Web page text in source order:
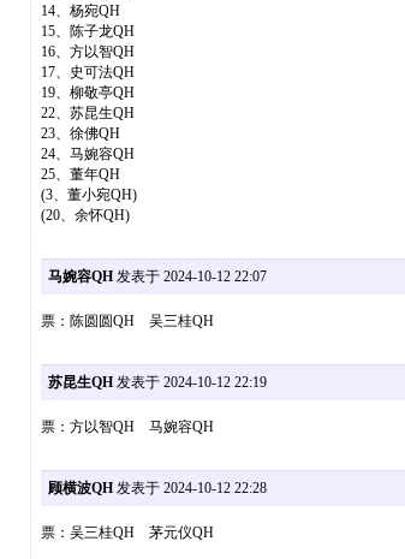
14、杨宛QH
15、陈子龙QH
16、方以智QH
17、史可法QH
19、柳敬亭QH
22、苏昆生QH
23、徐佛QH
24、马婉容QH
25、董年QH
(3、董小宛QH)
(20、余怀QH)
马婉容QH发表于 2024-10-12 22:07
票：陈圆圆QH 吴三桂QH
苏昆生QH发表于 2024-10-12 22:19
票：方以智QH 马婉容QH
顾横波QH发表于 2024-10-12 22:28
票：吴三桂QH 茅元仪QH